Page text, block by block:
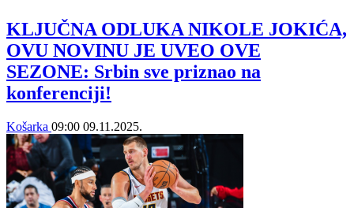
KLJUČNA ODLUKA NIKOLE JOKIĆA,
OVU NOVINU JE UVEO OVE
SEZONE: Srbin sve priznao na
konferenciji!
Košarka 09:00 09.11.2025.